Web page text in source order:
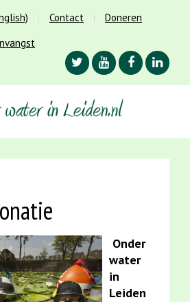
Contact
Doneren
Onder
water
in
Leiden